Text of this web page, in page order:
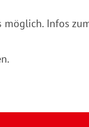
Infos